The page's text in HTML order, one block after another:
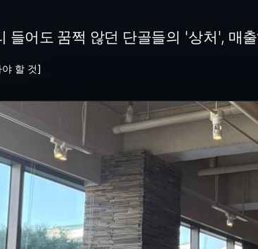
들어도 꿈쩍 않던 단골들의 '상처', 매
할 것]